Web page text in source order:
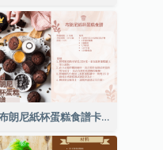
布朗尼紙杯蛋糕食譜卡